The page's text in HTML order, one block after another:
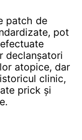
patch de
pot
declanșatori
atopice, dar
clinic,
prick și